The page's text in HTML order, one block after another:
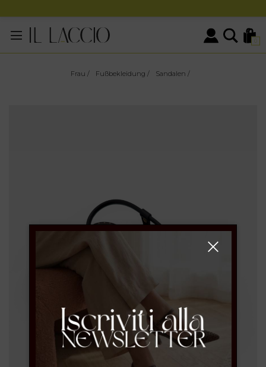
0
Frau / Fußbekleidung / Sandalen /